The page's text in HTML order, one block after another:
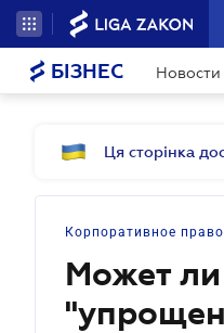
БІЗНЕС Новости
Ця сторінка
Корпоративное
Может